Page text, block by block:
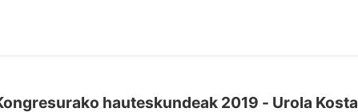
hauteskundeak 2019 - Urola Kosta